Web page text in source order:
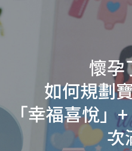
懷孕
如何規劃
「幸福喜悅」
次